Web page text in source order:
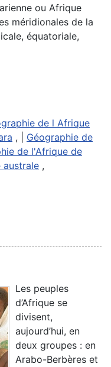
ou Afrique
méridionales de la
équatoriale,
de l Afrique
, | Géographie de
de l'Afrique de
australe ,
Les peuples
d’Afrique se
divisent,
aujourd’hui, en
deux groupes : en
Arabo-Berbères et